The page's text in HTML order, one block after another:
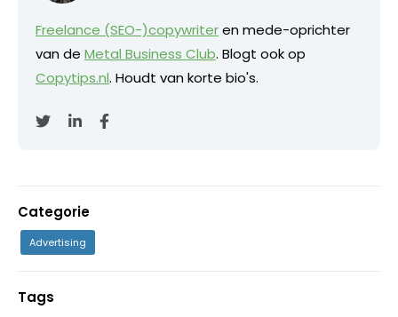
Freelance (SEO-)copywriteren mede-oprichter
van de Metal Business Club. Blogt ook op
Copytips.nl. Houdt van korte bio's.
Categorie
Advertising
Tags